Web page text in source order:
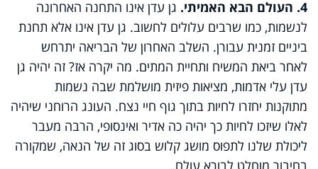
4. העולם הבא האמיתי.
גן עדן אינו התחנה האחרונה
לנשמות, כמו שרבים עלולים לחשוב. גן עדן אינו אלא תחנת
ביניים זמנית עבורן. השלב האחרון של הבריאה יתרחש
לאחר ביאת המשיח ותחיית המתים. מה יקרה אז? זה יהיה גן
עדן עלי אדמות, מציאות פיזית מושלמת שבה נשמות
מתוקנות יחזרו לחיות בתוך גוף חיי נצח. העונג הרוחני שיהיה
לאלו שיזכו לחיות כך יהיה כה אדיר ואינסופי, הרבה מעבר
ליכולת שלנו לתפוס מושג קלוש בסוג זה של הנאה, שמקורה
בחיבור מוחלט לבורא עולם.